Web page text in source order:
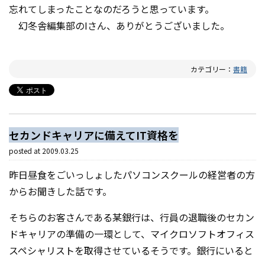
忘れてしまったことなのだろうと思っています。
幻冬舎編集部のIさん、ありがとうございました。
カテゴリー： 書籍
セカンドキャリアに備えてIT資格を
posted at 2009.03.25
昨日昼食をごいっしょしたパソコンスクールの経営者の方
からお聞きした話です。
そちらのお客さんである某銀行は、行員の退職後のセカン
ドキャリアの準備の一環として、マイクロソフトオフィス
スペシャリストを取得させているそうです。銀行にいると